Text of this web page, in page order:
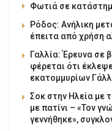
Φωτιά σε
Ρόδος: Ανήλικη
έπειτα από χρήση
Γαλλία: Έρευνα σε
φέρεται ότι
εκατομμυρίων
Σοκ στην Ηλεία με
με πατίνι – «Τον
γεννήθηκε»,